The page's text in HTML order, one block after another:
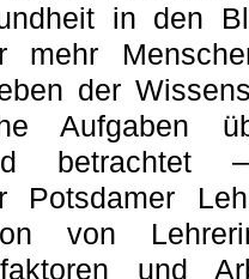
in den
mehr
der
Aufgaben
Potsdamer
von
und